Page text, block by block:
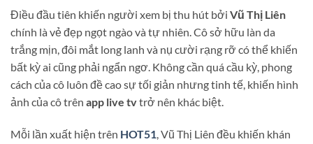
Điều đầu tiên khiến người xem bị thu hút bởi Vũ Thị Liên
chính là vẻ đẹp ngọt ngào và tự nhiên. Cô sở hữu làn da
trắng mịn, đôi mắt long lanh và nụ cười rạng rỡ có thể khiến
bất kỳ ai cũng phải ngẩn ngơ. Không cần quá cầu kỳ, phong
cách của cô luôn đề cao sự tối giản nhưng tinh tế, khiến hình
ảnh của cô trên app live tvtrở nên khác biệt.
Mỗi lần xuất hiện trên HOT51, Vũ Thị Liên đều khiến khán